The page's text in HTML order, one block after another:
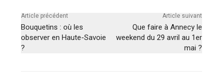
Article précédent
Bouquetins : où les
observer en Haute-Savoie
?
Article suivant
Que faire à Annecy le
weekend du 29 avril au 1er
mai ?